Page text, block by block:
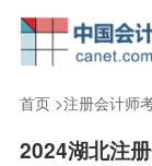
首页>注册会计师
2024湖北注